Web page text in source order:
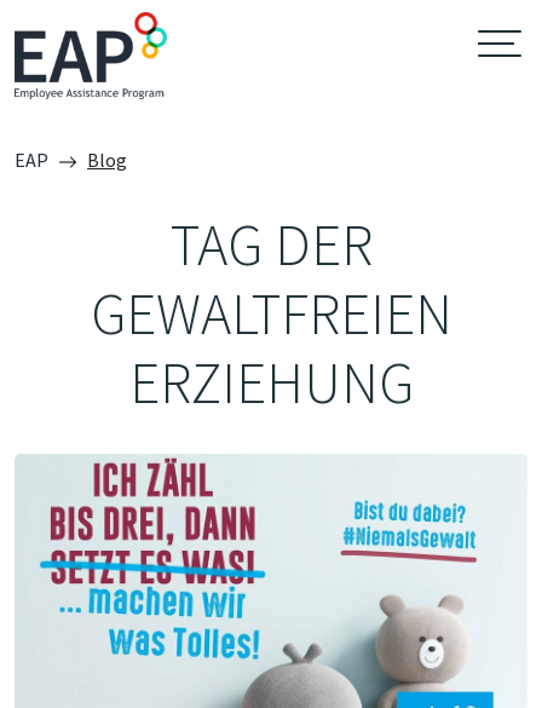
EAP Blog
TAG DER
GEWALTFREIEN
ERZIEHUNG